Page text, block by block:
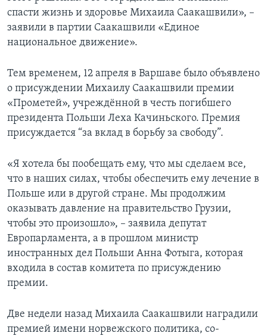
спасти жизнь и здоровье Михаила Саакашвили», –
заявили в партии Саакашвили «Единое
национальное движение».
Тем временем, 12 апреля в Варшаве было объявлено
о присуждении Михаилу Саакашвили премии
«Прометей», учреждённой в честь погибшего
президента Польши Леха Качиньского. Премия
присуждается “за вклад в борьбу за свободу”.
«Я хотела бы пообещать ему, что мы сделаем все,
что в наших силах, чтобы обеспечить ему лечение в
Польше или в другой стране. Мы продолжим
оказывать давление на правительство Грузии,
чтобы это произошло», – заявила депутат
Европарламента, а в прошлом министр
иностранных дел Польши Анна Фотыга, которая
входила в состав комитета по присуждению
премии.
Две недели назад Михаила Саакашвили наградили
премией имени норвежского политика, со-